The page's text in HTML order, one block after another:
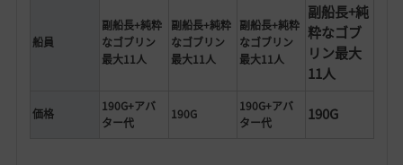
船員
副船長+純粋
なゴブリン
最大11人
副船長+純粋
なゴブリン
最大11人
副船長+純粋
なゴブリン
最大11人
副船長+純
粋なゴブ
リン最大
11人
価格
190G+アバ
ター代
190G
190G+アバ
ター代
190G